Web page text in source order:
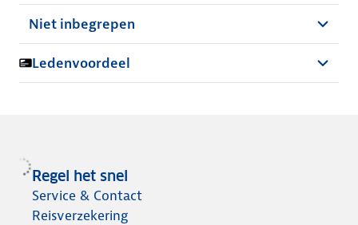
Niet inbegrepen
Ledenvoordeel
Regel het snel
Service & Contact
Reisverzekering